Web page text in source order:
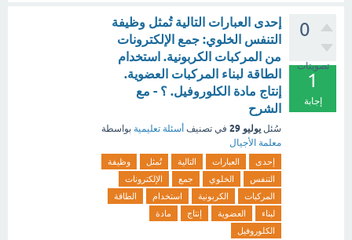
0
تصويتات
1
إجابة
إحدى العبارات التالية تُمثل وظيفة
التنفس الخلوي: جمع الإلكترونات
من المركبات الكربونية. استخدام
الطاقة لبناء المركبات العضوية.
إنتاج مادة الكلوروفيل. ؟ - مع
الشرح
سُئل يوليو 29 في تصنيف أسئلة تعليمية بواسطة
معلمة الأجيال
إحدى العبارات التالية تُمثل
وظيفة
التنفس
الخلوي جمع
الإلكترونات
المركبات
الكربونية استخدام
الطاقة
لبناء
العضوية إنتاج
مادة
الكلوروفيل